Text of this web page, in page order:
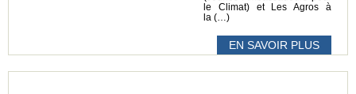
le Climat) et Les Agros à
la (…)
EN SAVOIR PLUS